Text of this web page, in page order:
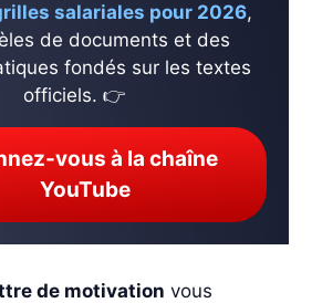
salariales pour 2026,
de documents et des
fondés sur les textes
officiels. 👉
vous à la chaîne
YouTube
de motivation vous